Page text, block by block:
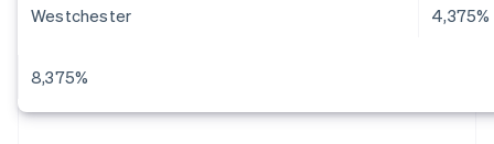
Westchester 4,375%
8,375%